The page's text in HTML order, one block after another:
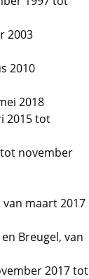
2003
2010
2018
2015 tot
november
maart 2017
Breugel, van
2017 tot